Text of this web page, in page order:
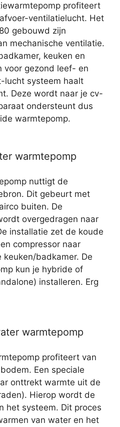
profiteert
ventilatielucht. Het
gebouwd zijn
mechanische ventilatie.
keuken en
voor gezond leef- en
lucht systeem haalt
Deze wordt naar je cv-
ondersteunt dus
warmtepomp.
warmtepomp
nuttigt de
Dit gebeurt met
buiten. De
overgedragen naar
installatie zet de koude
compressor naar
badkamer. De
kun je hybride of
installeren. Erg
warmtepomp
profiteert van
Een speciale
onttrekt warmte uit de
Hierop wordt de
het systeem. Dit proces
van water en het